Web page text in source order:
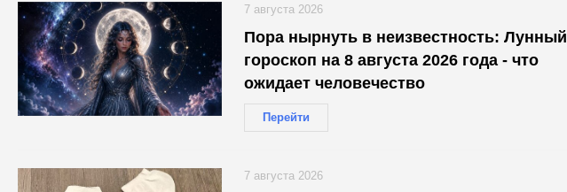
Пора нырнуть в неизвестность: Лунный
гороскоп на 8 августа 2026 года - что
ожидает человечество
Перейти
7 августа 2026
7 августа 2026